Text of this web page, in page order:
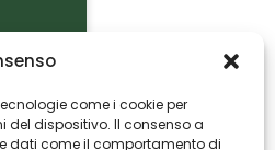
come i cookie per
del dispositivo. Il consenso a
dati come il comportamento di